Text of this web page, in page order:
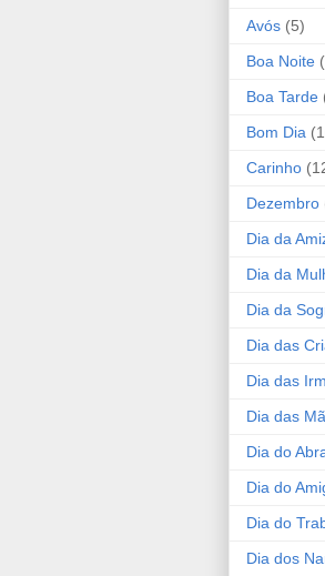
Avós (5)
Boa Noite
Boa Tarde
Bom Dia
Carinho
Dezembro
Dia da
Dia da
Dia da
Dia das
Dia das
Dia das
Dia do
Dia do
Dia do
Dia dos